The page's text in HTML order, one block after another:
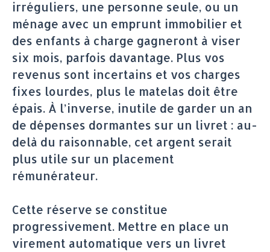
irréguliers, une personne seule, ou un
ménage avec un emprunt immobilier et
des enfants à charge gagneront à viser
six mois, parfois davantage. Plus vos
revenus sont incertains et vos charges
fixes lourdes, plus le matelas doit être
épais. À l’inverse, inutile de garder un an
de dépenses dormantes sur un livret : au-
delà du raisonnable, cet argent serait
plus utile sur un placement
rémunérateur.
Cette réserve se constitue
progressivement. Mettre en place un
virement automatique vers un livret